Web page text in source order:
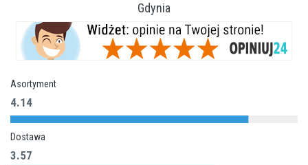
Gdynia
Asortyment
4.14
Dostawa
3.57